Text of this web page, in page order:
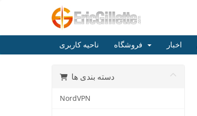
ناحیه کاربری اخبار
دسته بندی ها
NordVPN